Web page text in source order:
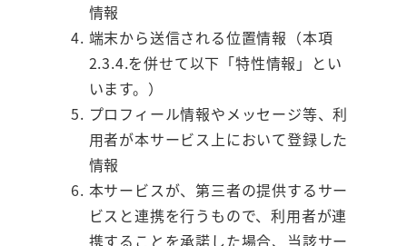
情報
端末から送信される位置情報（本項
2.3.4.を併せて以下「特性情報」とい
います。）
プロフィール情報やメッセージ等、利
用者が本サービス上において登録した
情報
本サービスが、第三者の提供するサー
ビスと連携を行うもので、利用者が連
携することを承諾した場合、当該サー